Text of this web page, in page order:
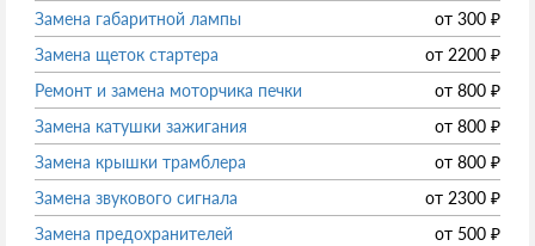
Замена габаритной лампы
от 300 ₽
Замена щеток стартера
от 2200 ₽
Ремонт и замена моторчика печки
от 800 ₽
Замена катушки зажигания
от 800 ₽
Замена крышки трамблера
от 800 ₽
Замена звукового сигнала
от 2300 ₽
Замена предохранителей
от 500 ₽